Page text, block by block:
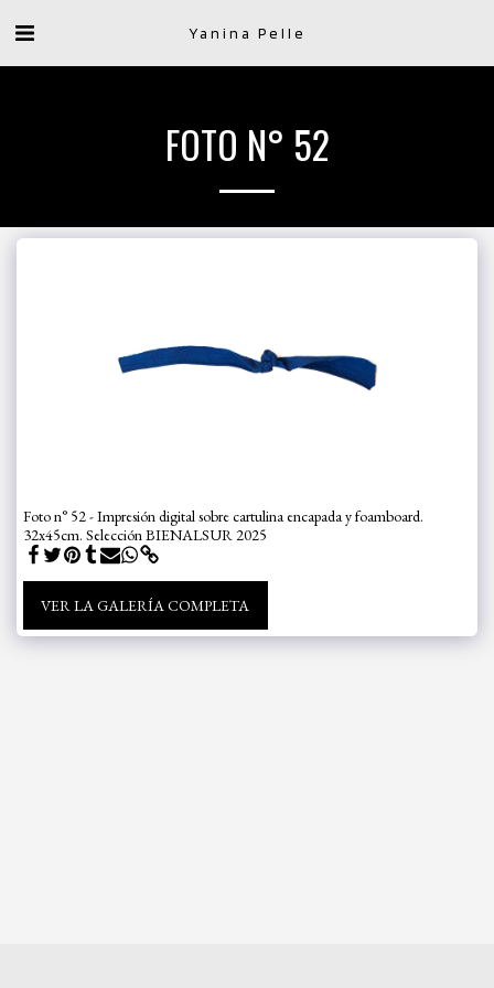
Yanina Pelle
FOTO N° 52
Foto n° 52 - Impresión digital sobre cartulina encapada y foamboard.
32x45cm. Selección BIENALSUR 2025
VER LA GALERÍA COMPLETA